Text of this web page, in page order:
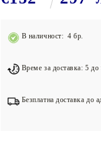
В наличност: 4 бр.
Време за доставка: 5 до
Безплатна доставка до